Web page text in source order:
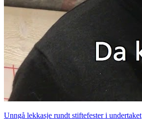
Unngå lekkasje rundt stiftefester i undertaket